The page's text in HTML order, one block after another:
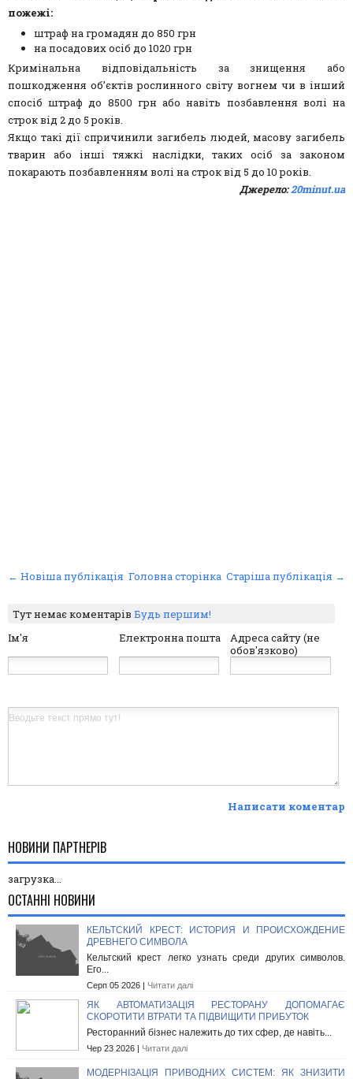
пожежі:
штраф на громадян до 850 грн
на посадових осіб до 1020 грн
Кримінальна відповідальність за знищення або
пошкодження об’єктів рослинного світу вогнем чи в інший
спосіб штраф до 8500 грн або навіть позбавлення волі на
строк від 2 до 5 років.
Якщо такі дії спричинили загибель людей, масову загибель
тварин або інші тяжкі наслідки, таких осіб за законом
покарають позбавленням волі на строк від 5 до 10 років.
Джерело:20minut.ua
← Новіша публікація Старіша публікація →
Головна сторінка
Тут немає коментарівБудь першим!
Ім'я
Електронна пошта
Адреса сайту (не
обов'язково)
Написати коментар
НОВИНИ ПАРТНЕРІВ
загрузка...
ОСТАННІ НОВИНИ
КЕЛЬТСКИЙ КРЕСТ: ИСТОРИЯ И ПРОИСХОЖДЕНИЕ
ДРЕВНЕГО СИМВОЛА
Кельтский крест легко узнать среди других символов.
Его...
Серп 05 2026 | Читати далі
ЯК АВТОМАТИЗАЦІЯ РЕСТОРАНУ ДОПОМАГАЄ
СКОРОТИТИ ВТРАТИ ТА ПІДВИЩИТИ ПРИБУТОК
Ресторанний бізнес належить до тих сфер, де навіть...
Чер 23 2026 | Читати далі
МОДЕРНІЗАЦІЯ ПРИВОДНИХ СИСТЕМ: ЯК ЗНИЗИТИ